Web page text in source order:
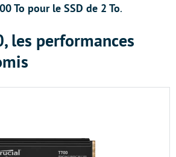
To pour le SSD de 2 To.
les performances